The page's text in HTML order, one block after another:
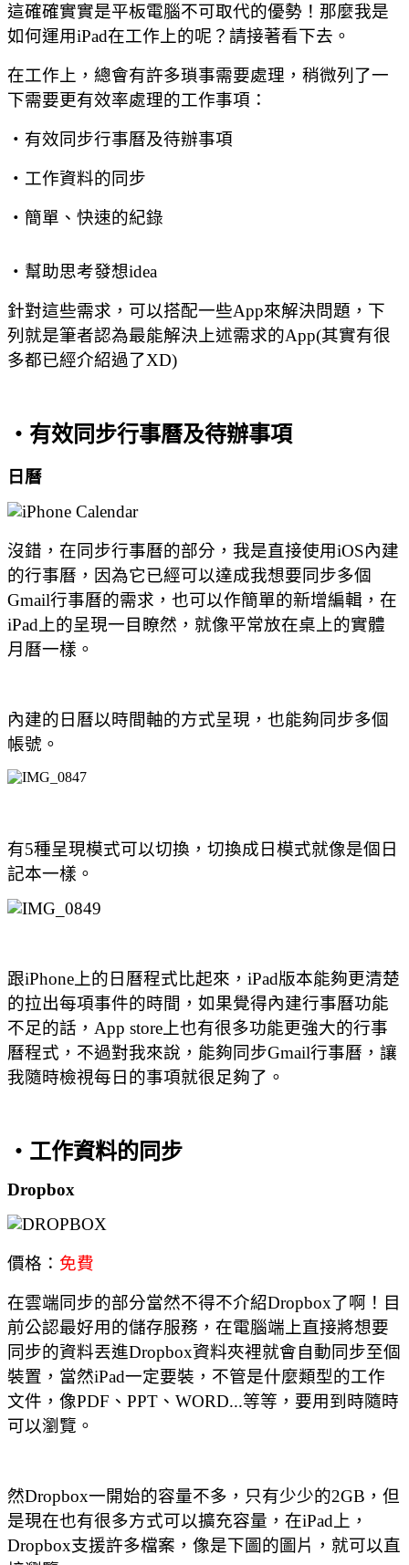
這確確實實是平板電腦不可取代的優勢！那麼我是
如何運用iPad在工作上的呢？請接著看下去。
在工作上，總會有許多瑣事需要處理，稍微列了一
下需要更有效率處理的工作事項：
‧有效同步行事曆及待辦事項
‧工作資料的同步
‧簡單、快速的紀錄
‧幫助思考發想idea
針對這些需求，可以搭配一些App來解決問題，下
列就是筆者認為最能解決上述需求的App(其實有很
多都已經介紹過了XD)
‧有效同步行事曆及待辦事項
日曆
沒錯，在同步行事曆的部分，我是直接使用iOS內建
的行事曆，因為它已經可以達成我想要同步多個
Gmail行事曆的需求，也可以作簡單的新增編輯，在
iPad上的呈現一目瞭然，就像平常放在桌上的實體
月曆一樣。
內建的日曆以時間軸的方式呈現，也能夠同步多個
帳號。
有5種呈現模式可以切換，切換成日模式就像是個日
記本一樣。
跟iPhone上的日曆程式比起來，iPad版本能夠更清楚
的拉出每項事件的時間 ，如果覺得內建行事曆功能
不足的話 ，App store上也有很多功能更強大的行事
曆程式，不過對我來說，能夠同步Gmail行事曆，讓
我隨時檢視每日的事項就很足夠了。
‧工作資料的同步
Dropbox
價格： 免費
在雲端同步的部分當然不得不介紹Dropbox了啊！ 目
前公認最好用的儲存服務，在電腦端上直接將想要
同步的資料丟進Dropbox資料夾裡就會自動同步至個
裝置，當然iPad一定要裝，不管是什麼類型的工作
文件，像PDF、PPT、WORD...等等，要用到時隨時
可以瀏覽。
然Dropbox一開始的容量不多，只有少少的2GB，但
是現在也有很多方式可以擴充容量，在iPad上，
Dropbox支援許多檔案，像是下圖的圖片，就可以直